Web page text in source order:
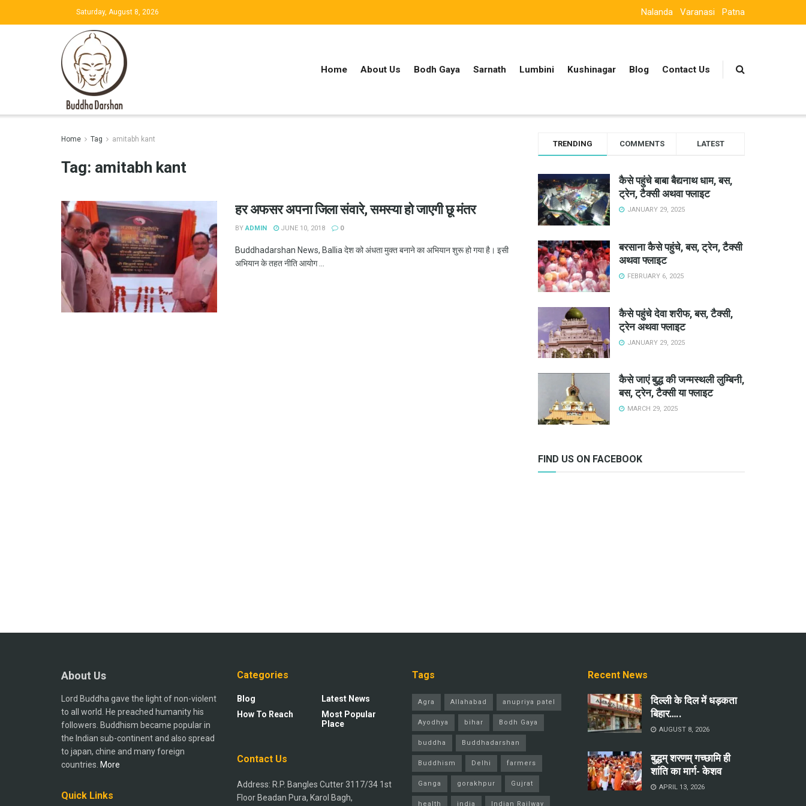
Saturday, August 8, 2026 Nalanda Varanasi Patna
Home About Us Bodh Gaya Sarnath Lumbini Kushinagar Blog Contact Us
Home Tag amitabh kant
Tag: amitabh kant
हर अफसर अपना जिला संवारे, समस्या हो जाएगी छू मंतर
BY ADMIN JUNE 10, 2018 0
Buddhadarshan News, Ballia देश को अंधता मुक्त बनाने का अभियान शुरू हो गया है। इसी
अभियान के तहत नीति आयोग ...
TRENDING COMMENTS LATEST
कैसे पहुंचे बाबा बैद्यनाथ धाम, बस,
ट्रेन, टैक्सी अथवा फ्लाइट
JANUARY 29, 2025
बरसाना कैसे पहुंचे, बस, ट्रेन, टैक्सी
अथवा फ्लाइट
FEBRUARY 6, 2025
कैसे पहुंचे देवा शरीफ, बस, टैक्सी,
ट्रेन अथवा फ्लाइट
JANUARY 29, 2025
कैसे जाएं बुद्ध की जन्मस्थली लुम्बिनी,
बस, ट्रेन, टैक्सी या फ्लाइट
MARCH 29, 2025
FIND US ON FACEBOOK
About Us
Lord Buddha gave the light of non-violent
to all world. He preached humanity his
followers. Buddhism became popular in
the Indian sub-continent and also spread
to japan, chine and many foreign
countries. More
Quick Links
Categories
Blog
How To Reach
Latest News
Most Popular
Place
Contact Us
Address: R.P. Bangles Cutter 3117/34 1st
Floor Beadan Pura, Karol Bagh,
Tags
Agra Allahabad anupriya patel
Ayodhya bihar Bodh Gaya
buddha Buddhadarshan
Buddhism Delhi farmers
Ganga gorakhpur Gujrat
health india Indian Railway
Recent News
दिल्ली के दिल में धड़कता
बिहार…..
AUGUST 8, 2026
बुद्धम् शरणम् गच्छामि ही
शांति का मार्ग- केशव
APRIL 13, 2026